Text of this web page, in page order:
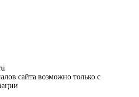
сайта возможно только с